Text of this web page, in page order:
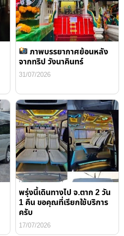
ภาพบรรยากาศย้อนหลัง
จากทริป วังนาคินทร์
31/07/2026
พรุ่งนี้เดินทางไป จ.ตาก 2 วัน
1 คืน ขอคุณที่เรียกใช้บริการ
ครับ
17/07/2026